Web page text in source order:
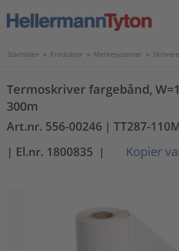
Startsiden > Produkter > Merkesystemer >
Termoskriver fargebånd,
300m
Art.nr. 556-00246 | TT287-
| El.nr. 1800835 | Kopier